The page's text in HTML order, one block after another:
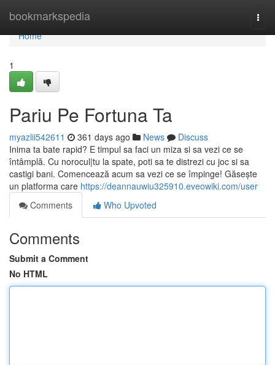
bookmarkspedia
Home
Home
1
Pariu Pe Fortuna Ta
myazlii542611 361 days ago News
Discuss
Inima ta bate rapid? E timpul sa faci un miza si sa vezi ce se
întâmplă. Cu norocul|tu la spate, poti sa te distrezi cu joc si sa
castigi bani. Comencează acum sa vezi ce se împinge! Găsește
un platforma care https://deannauwiu325910.eveowiki.com/user
Comments
Who Upvoted
Comments
Submit a Comment
No HTML